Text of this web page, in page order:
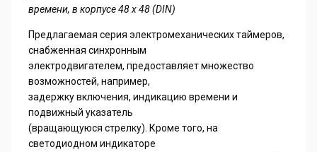
времени, в корпусе 48 x 48 (DIN)
Предлагаемая серия электромеханических таймеров,
снабженная синхронным
электродвигателем, предоставляет множество
возможностей, например,
задержку включения, индикацию времени и
подвижный указатель
(вращающуюся стрелку). Кроме того, на
светодиодном индикаторе